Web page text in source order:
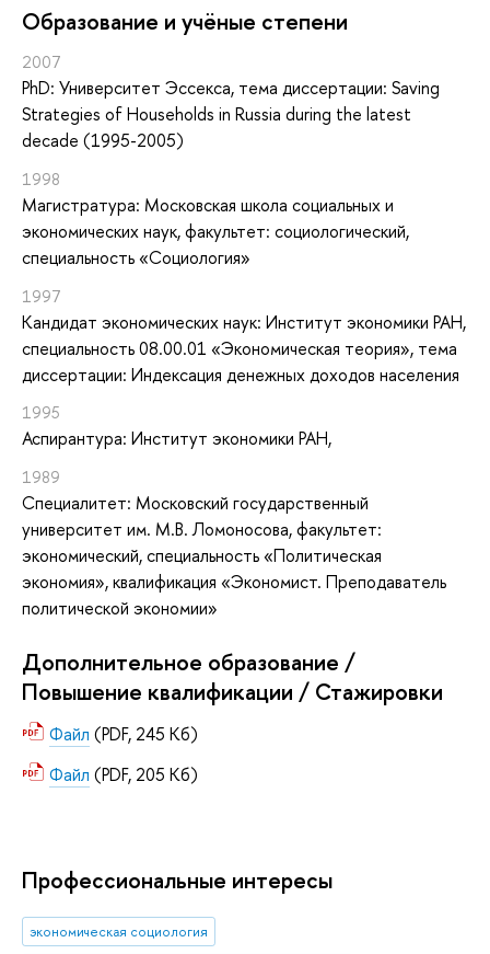
Oбразование и учёные степени
2007
PhD: Университет Эссекса, тема диссертации: Saving
Strategies of Households in Russia during the latest
decade (1995-2005)
1998
Магистратура: Московская школа социальных и
экономических наук, факультет: социологический,
специальность «Социология»
1997
Кандидат экономических наук: Институт экономики РАН,
специальность 08.00.01 «Экономическая теория», тема
диссертации: Индексация денежных доходов населения
1995
Аспирантура: Институт экономики РАН,
1989
Специалитет: Московский государственный
университет им. М.В. Ломоносова, факультет:
экономический, специальность «Политическая
экономия», квалификация «Экономист. Преподаватель
политической экономии»
Дополнительное образование /
Повышение квалификации / Стажировки
Файл (PDF, 245 Кб)
Файл (PDF, 205 Кб)
Профессиональные интересы
экономическая социология